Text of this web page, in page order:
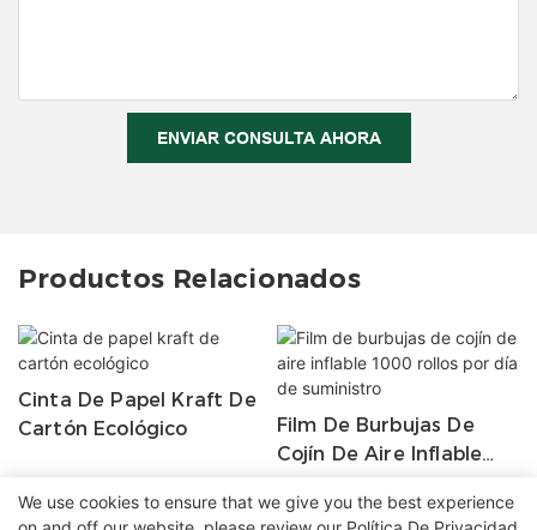
ENVIAR CONSULTA AHORA
Productos Relacionados
Cinta De Papel Kraft De
Cartón Ecológico
Film De Burbujas De
Cojín De Aire Inflable
Suministro
We use cookies to ensure that we give you the best experience